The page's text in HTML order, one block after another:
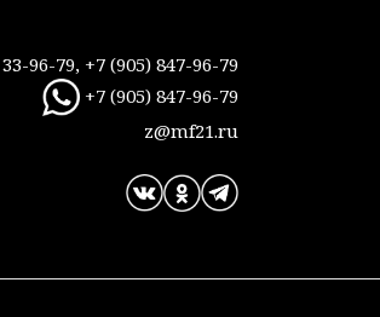
96-79, +7 (905) 847-96-79
+7 (905) 847-96-79
z@mf21.ru